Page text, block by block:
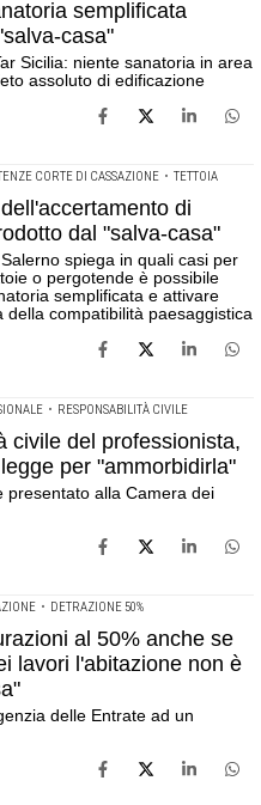
semplificata
casa"
Sicilia: niente sanatoria in area
assoluto di edificazione
CORTE DI CASSAZIONE • TETTOIA
di
dal "salva-casa"
spiega in quali casi per
o pergotende è possibile
semplificata e attivare
della compatibilità paesaggistica
• RESPONSABILITÀ CIVILE
civile del professionista,
per "ammorbidirla"
presentato alla Camera dei
• DETRAZIONE 50%
al 50% anche se
lavori l'abitazione non è
delle Entrate ad un